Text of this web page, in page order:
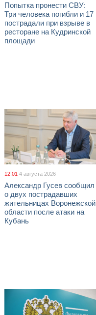
Попытка пронести СВУ:
Три человека погибли и 17
пострадали при взрыве в
ресторане на Кудринской
площади
12:01 4 августа 2026
Александр Гусев сообщил
о двух пострадавших
жительницах Воронежской
области после атаки на
Кубань